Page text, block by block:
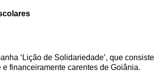
‘Lição de Solidariedade’, que consiste
financeiramente carentes de Goiânia.